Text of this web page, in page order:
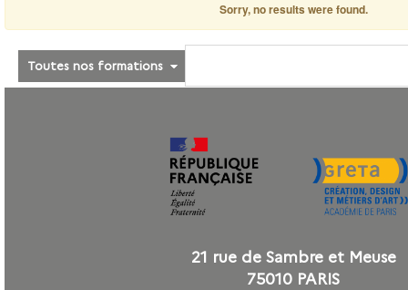
Sorry, no results were found.
Toutes nos formations
21 rue de Sambre et Meuse
75010 PARIS